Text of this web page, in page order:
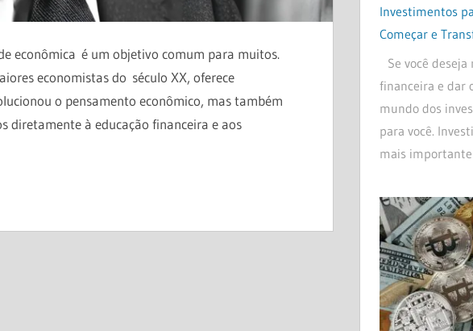
econômica é um objetivo comum para muitos.
economistas do século XX, oferece
o pensamento econômico, mas também
diretamente à educação financeira e aos
Investimentos
Começar e
Se você
financeira e dar
mundo dos
para você.
mais